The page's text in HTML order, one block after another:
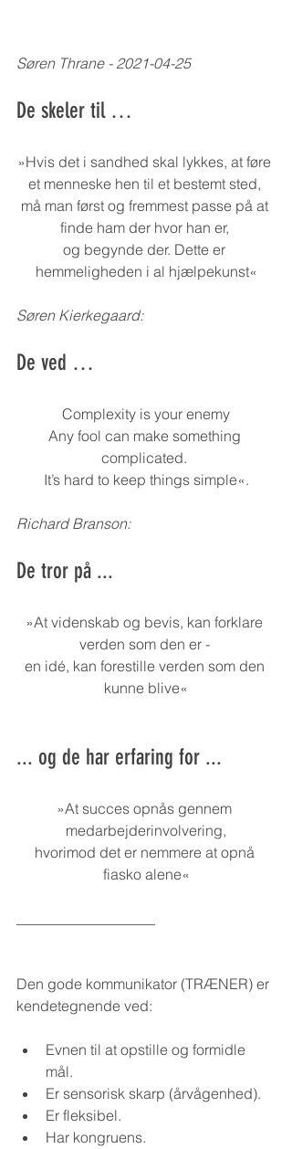
Søren Thrane - 2021-04-25
De skeler til …
»Hvis det i sandhed skal lykkes, at føre
et menneske hen til et bestemt sted,
må man først og fremmest passe på at
finde ham der hvor han er,
og begynde der. Dette er
hemmeligheden i al hjælpekunst«
Søren Kierkegaard:
De ved …
Complexity is your enemy
Any fool can make something
complicated.
It’s hard to keep things simple«.
Richard Branson:
De tror på ...
»At videnskab og bevis, kan forklare
verden som den er -
en idé, kan forestille verden som den
kunne blive«
... og de har erfaring for ...
»At succes opnås gennem
medarbejderinvolvering,
hvorimod det er nemmere at opnå
fiasko alene«
Den gode kommunikator (TRÆNER) er
kendetegnende ved:
Evnen til at opstille og formidle
mål.
Er sensorisk skarp (årvågenhed).
Er fleksibel.
Har kongruens.